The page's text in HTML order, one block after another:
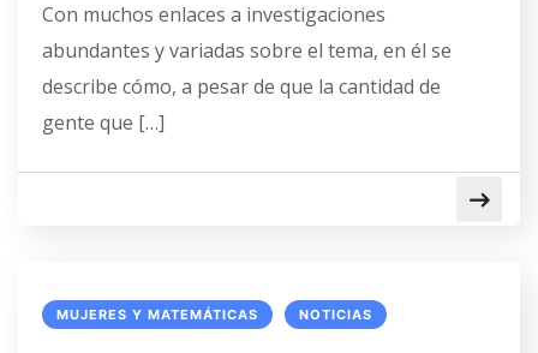
Con muchos enlaces a investigaciones
abundantes y variadas sobre el tema, en él se
describe cómo, a pesar de que la cantidad de
gente que […]
MUJERES Y MATEMÁTICAS NOTICIAS